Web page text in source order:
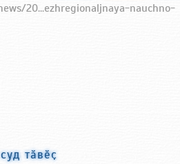
20...ezhregionaljnaya-nauchno-
тӑвӗҫ